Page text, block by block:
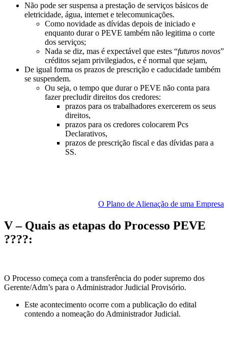
Não pode ser suspensa a prestação de serviços básicos de
eletricidade, água, internet e telecomunicações.
Como novidade as dívidas depois de iniciado e
enquanto durar o PEVE também não legitima o corte
dos serviços;
Nada se diz, mas é expectável que estes “futuros novos”
créditos sejam privilegiados, e é normal que sejam,
De igual forma os prazos de prescrição e caducidade também
se suspendem.
Ou seja, o tempo que durar o PEVE não conta para
fazer precludir direitos dos credores:
prazos para os trabalhadores exercerem os seus
direitos,
prazos para os credores colocarem Pcs
Declarativos,
prazos de prescrição fiscal e das dívidas para a
SS.
O Plano de Alienação de uma Empresa
V – Quais as etapas do Processo PEVE
????:
O Processo começa com a transferência do poder supremo dos
Gerente/Adm’s para o Administrador Judicial Provisório.
Este acontecimento ocorre com a publicação do edital
contendo a nomeação do Administrador Judicial.